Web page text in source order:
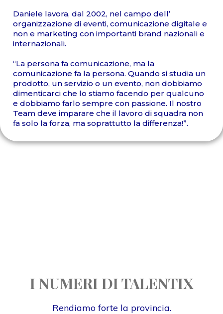
Daniele lavora, dal 2002, nel campo dell’
organizzazione di eventi, comunicazione digitale e
non e marketing con importanti brand nazionali e
internazionali.
“La persona fa comunicazione, ma la
comunicazione fa la persona. Quando si studia un
prodotto, un servizio o un evento, non dobbiamo
dimenticarci che lo stiamo facendo per qualcuno
e dobbiamo farlo sempre con passione. Il nostro
Team deve imparare che il lavoro di squadra non
fa solo la forza, ma soprattutto la differenza!”.
I NUMERI DI TALENTIX
Rendiamo forte la provincia.